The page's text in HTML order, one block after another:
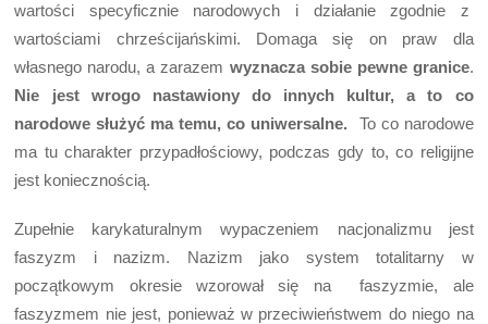
wartości specyficznie narodowych i działanie zgodnie z
wartościami chrześcijańskimi. Domaga się on praw dla
własnego narodu, a zarazem wyznacza sobie pewne granice.
Nie jest wrogo nastawiony do innych kultur, a to co
narodowe służyć ma temu, co uniwersalne. To co narodowe
ma tu charakter przypadłościowy, podczas gdy to, co religijne
jest koniecznością.
Zupełnie karykaturalnym wypaczeniem nacjonalizmu jest
faszyzm i nazizm. Nazizm jako system totalitarny w
początkowym okresie wzorował się na faszyzmie, ale
faszyzmem nie jest, ponieważ w przeciwieństwem do niego na